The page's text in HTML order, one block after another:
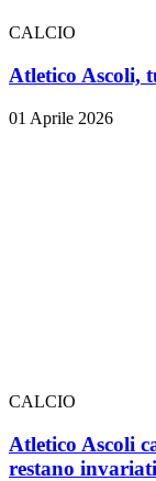
CALCIO
Atletico Ascoli,
01 Aprile 2026
CALCIO
Atletico Ascoli
restano invariati